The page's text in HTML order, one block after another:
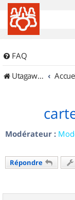
FAQ
UtagawaVTT (Randos VTT et VTTAE avec traces GPS)
Modérateur :
Répondre